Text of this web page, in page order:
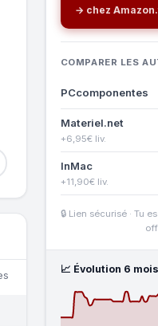
→ chez
COMPARER LES
PCcomponentes
Materiel.net
+6,95€ liv.
InMac
+11,90€ liv.
🔒 Lien sécurisé · Tu
📈 Évolution 6 mois